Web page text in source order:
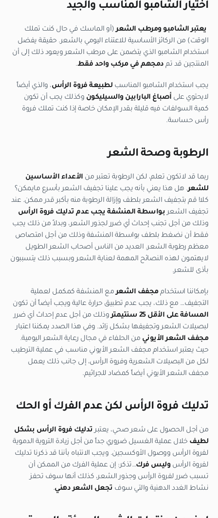
اختيار الشامبو المناسب والجيد
يعتبر الشامبو ومرطب الشعر(أو الماسك في حال كنت تملك
الوقت) من الركائز الأساسية للاعتناء اليومي بالشعر. حقيقة يفضل
استخدام الشامبو الذي يتضمن على مرطب الشعر ويعود ذلك إلى أن
المنتجين قد تم دمجهم في مركب واحد فقط.
يجب استخدام الشامبو المناسب لطبيعة فروة الرأس، والذي أيضاً
لايحتوي على أصباغ البارابين والسيليكون وكذلك يجب أن تكون
كمية السولفات فيه قليلة بقدر الإمكان خاصة إذا كنت تملك فروة
رأس حساسة.
الرطوبة وصحة الشعر
ربما قد لاتكون تعلم، لكن الرطوبة تعتبر من الأعداء الأساسين
للشعر. هل هذا يعني بأنه يجب علينا تجفيف الشعر بأسرع مايمكن؟
كلا! قم بتجفيف الشعر بلطف وإزالة الرطوبة منه بأكبر قدر ممكن. عند
تجفيف الشعر بواسطة المنشفة يجب عدم تدليك فروة الرأس
وذلك من أجل تجنب إحداث أي ضرر لجذور الشعر، وبدلاً من ذلك يجب
فقط أن نضغط بلطف بواسطة المنشفة وذلك من أجل امتصاص
معظم رطوبة الشعر. العديد من الناس أصحاب الشعر الطويل
لايهتمون لهذه النصائح المهمة لعناية الشعر وبسبب ذلك يتسببون
بأذى للشعر.
بإمكاننا استخداممجفف الشعرمع المنشفة كمكمل لعملية
التجفيف… مع ذلك، يجب عدم تطبيق حرارة عالية ويجب أيضاً أن تكون
المسافة على الأقل 25 سنتيمتر
وذلك من أجل عدم إحداث أي ضرر
لبصيلات الشعر وتجفيفها بشكل زائد. وفي هذا الصدد يمكننا اعتبار
مجفف الشعر الأيوني من الحلفاء في مجال رعاية الشعر اليومية.
حيث يعتبر استخدام مجفف الشعر الأيوني مناسب في عملية الترطيب
لكل من البصيلات الشعرية وفروة الرأس، إلى جانب ذلك يعمل
مجفف الشعر الأيوني أيضاً كمضاد للجراثيم.
تدليك فروة الرأس لكن عدم الفرك أو الحك
من أجل الحصول على شعر صحي، يعتبر تدليك فروة الرأس بشكل
لطيف خلال عملية الغسيل ضروري جداً من أجل زيادة التروية الدموية
لفروة الرأس ووصول الأوكسجين. ويجب الانتباه بأننا قد ذكرنا تدليك
لفروة الرأس وليس فرك…تذكر: إن عملية الفرك من الممكن أن
تسبب ضرر لفروة الرأس وجذور الشعر، كذلك أنها سوف تحفز
نشاط الغدد الدهنية والتي سوف تجعل الشعر دهني.